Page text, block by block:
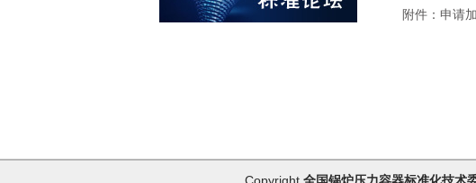
附件： 申请